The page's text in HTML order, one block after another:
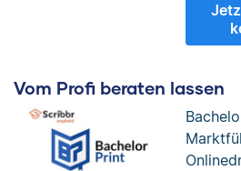
Vom Profi beraten lassen